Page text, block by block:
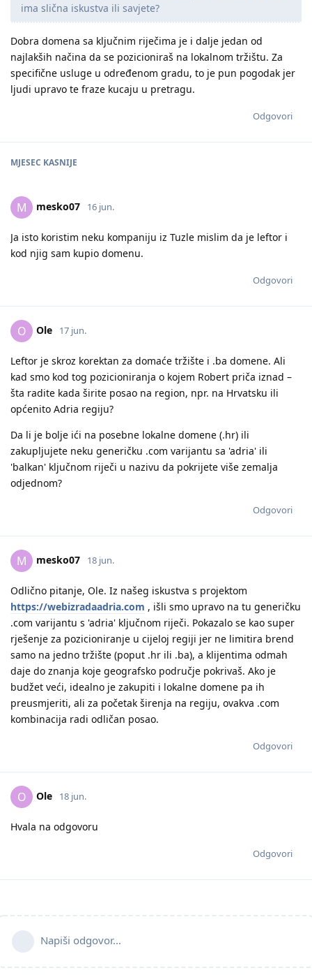
ima slična iskustva ili savjete?
Dobra domena sa ključnim riječima je i dalje jedan od
najlakših načina da se pozicioniraš na lokalnom tržištu. Za
specifične usluge u određenom gradu, to je pun pogodak jer
ljudi upravo te fraze kucaju u pretragu.
Odgovori
MJESEC KASNIJE
M mesko07 16 jun.
Ja isto koristim neku kompaniju iz Tuzle mislim da je leftor i
kod njig sam kupio domenu.
Odgovori
O Ole 17 jun.
Leftor je skroz korektan za domaće tržište i .ba domene. Ali
kad smo kod tog pozicioniranja o kojem Robert priča iznad –
šta radite kada širite posao na region, npr. na Hrvatsku ili
općenito Adria regiju?
Da li je bolje ići na posebne lokalne domene (.hr) ili
zakupljujete neku generičku .com varijantu sa 'adria' ili
'balkan' ključnom riječi u nazivu da pokrijete više zemalja
odjednom?
Odgovori
M mesko07 18 jun.
Odlično pitanje, Ole. Iz našeg iskustva s projektom
https://webizradaadria.com , išli smo upravo na tu generičku
.com varijantu s 'adria' ključnom riječi. Pokazalo se kao super
rješenje za pozicioniranje u cijeloj regiji jer ne limitira brend
samo na jedno tržište (poput .hr ili .ba), a klijentima odmah
daje do znanja koje geografsko područje pokrivaš. Ako je
budžet veći, idealno je zakupiti i lokalne domene pa ih
preusmjeriti, ali za početak širenja na regiju, ovakva .com
kombinacija radi odličan posao.
Odgovori
O Ole 18 jun.
Hvala na odgovoru
Odgovori
Napiši odgovor...